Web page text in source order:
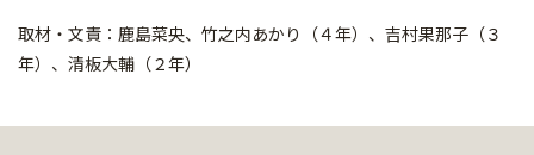
取材・文責：鹿島菜央、竹之内あかり（４年）、吉村果那子（３
年）、清板大輔（２年）